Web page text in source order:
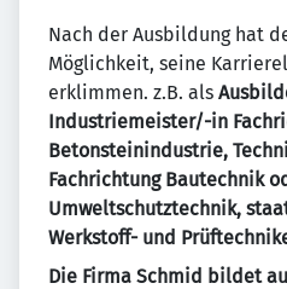
Nach der Ausbildung hat
Möglichkeit, seine
erklimmen. z.B. als
Industriemeister/-in
Betonsteinindustrie,
Fachrichtung Bautechnik
Umweltschutztechnik,
Werkstoff- und
Die Firma Schmid bildet